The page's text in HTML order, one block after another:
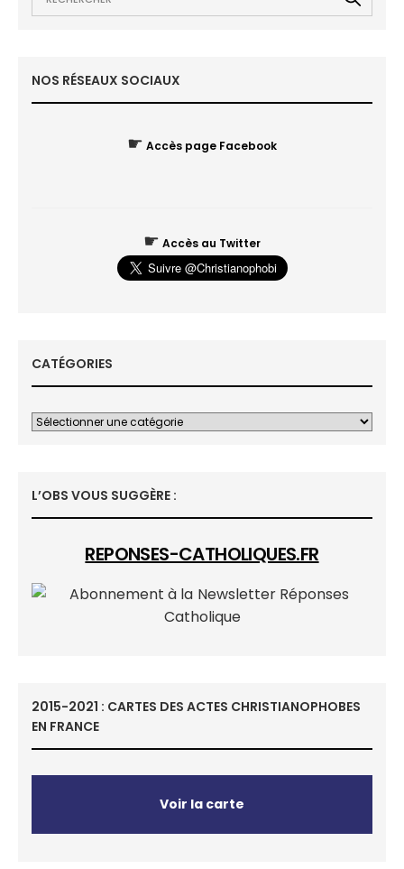
NOS RÉSEAUX SOCIAUX
☛ Accès page Facebook
☛ Accès au Twitter
CATÉGORIES
L’OBS VOUS SUGGÈRE :
REPONSES-CATHOLIQUES.FR
2015-2021 : CARTES DES ACTES CHRISTIANOPHOBES
EN FRANCE
Voir la carte